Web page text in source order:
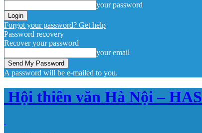
your password
Forgot your password? Get help
Password recovery
Recover your password
your email
A password will be e-mailed to you.
Hội thiên văn Hà Nội – HAS